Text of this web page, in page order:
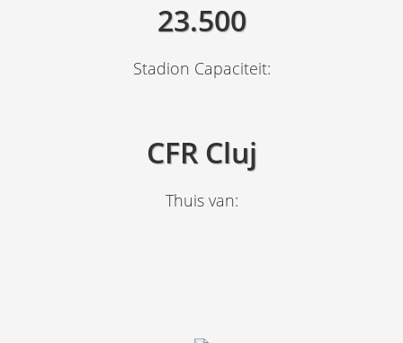
23.500
Stadion Capaciteit:
CFR Cluj
Thuis van: